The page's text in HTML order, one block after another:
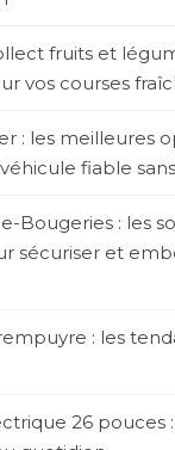
fruits et
vos courses
: les meilleures
fiable
Bougeries : les
sécuriser et
: les
26 pouces